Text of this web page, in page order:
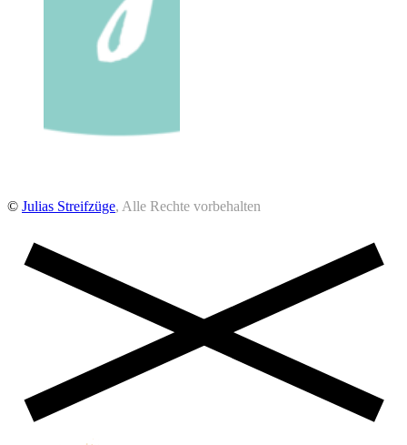
© Julias Streifzüge, Alle Rechte vorbehalten